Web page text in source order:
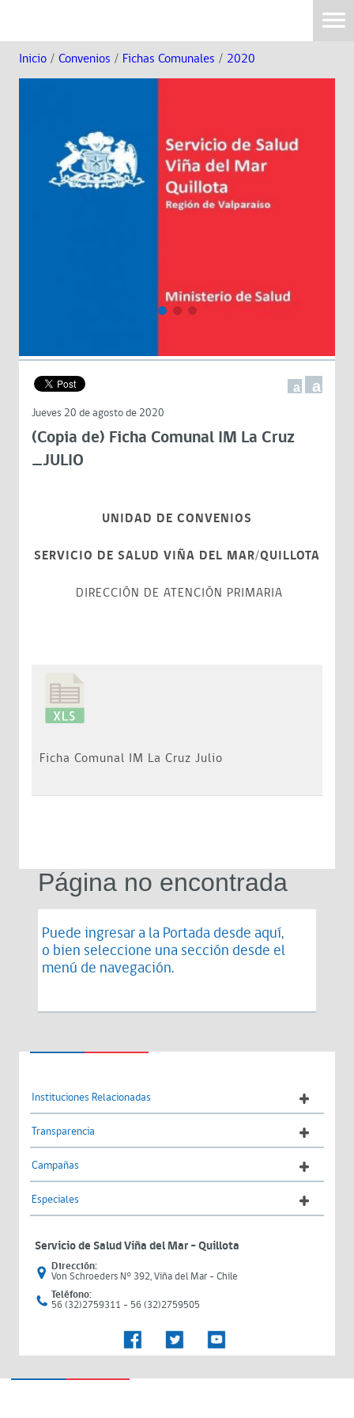
Inicio / Convenios / Fichas Comunales / 2020
a a
Jueves 20 de agosto de 2020
(Copia de) Ficha Comunal IM La Cruz
_JULIO
UNIDAD DE CONVENIOS
SERVICIO DE SALUD VIÑA DEL MAR/QUILLOTA
DIRECCIÓN DE ATENCIÓN PRIMARIA
Ficha Comunal IM La Cruz Julio
Página no encontrada
Puede ingresar a la Portada desde aquí,
o bien seleccione una sección desde el
menú de navegación.
Instituciones Relacionadas
Transparencia
Campañas
Especiales
Servicio de Salud Viña del Mar – Quillota
Dirección:
Von Schroeders N° 392, Viña del Mar - Chile
Teléfono:
56 (32)2759311 - 56 (32)2759505